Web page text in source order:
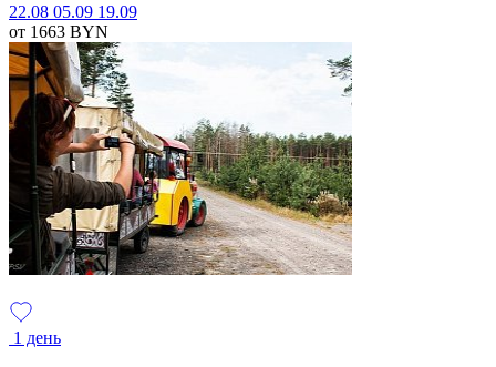
22.08 05.09 19.09
от 1663 BYN
1 день